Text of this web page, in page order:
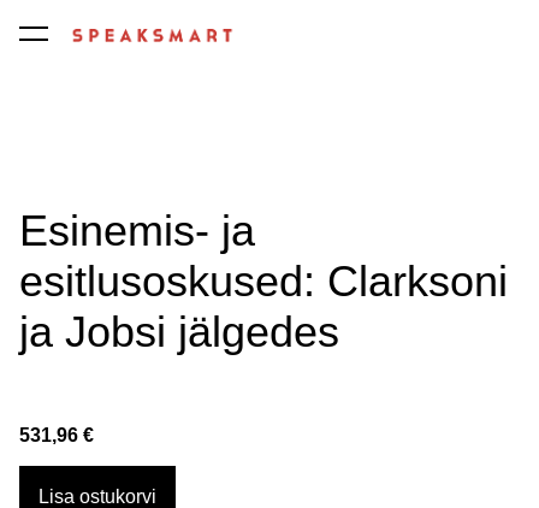
lisati ostukorvi. Vaata ostukorvi
Esinemis- ja
esitlusoskused: Clarksoni
ja Jobsi jälgedes
531,96 €
Lisa ostukorvi